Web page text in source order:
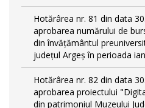
Hotărârea nr. 81 din data
aprobarea numărului de
din învățământul
județul Argeș în perioada
Hotărârea nr. 82 din data
aprobarea proiectului
din patrimoniul Muzeului